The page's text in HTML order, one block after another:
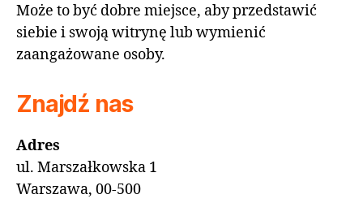
Może to być dobre miejsce, aby przedstawić
siebie i swoją witrynę lub wymienić
zaangażowane osoby.
Znajdź nas
Adres
ul. Marszałkowska 1
Warszawa, 00-500